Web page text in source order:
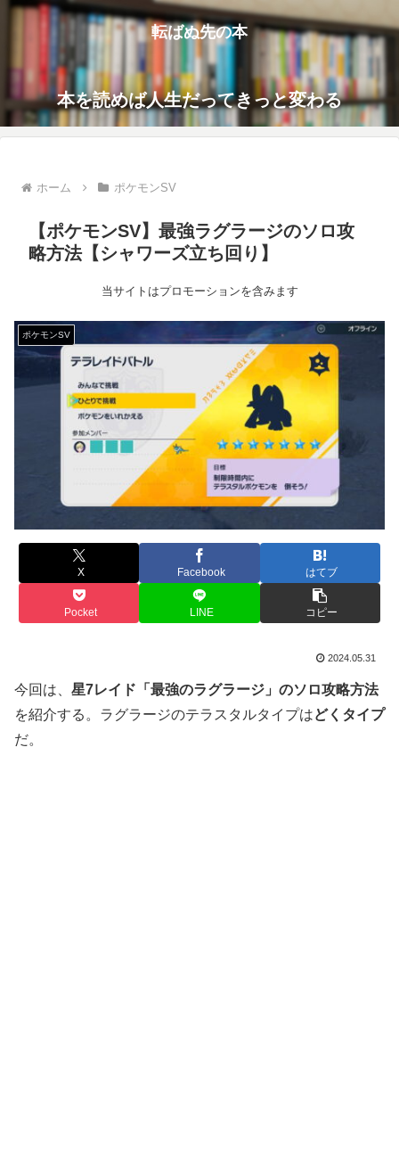
転ばぬ先の本
本を読めば人生だってきっと変わる
ホーム ポケモンSV
【ポケモンSV】最強ラグラージのソロ攻
略方法【シャワーズ立ち回り】
当サイトはプロモーションを含みます
ポケモンSV
X Facebook はてブ
Pocket LINE コピー
2024.05.31
今回は、 星7レイド「最強のラグラージ」のソロ攻略方法
を紹介する。ラグラージのテラスタルタイプはどくタイプ
だ。